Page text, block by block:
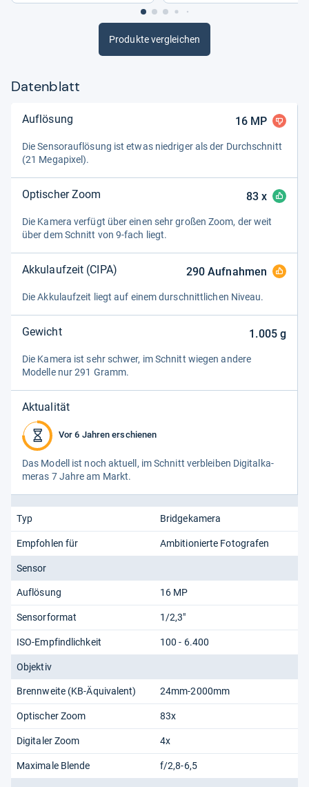
Produkte vergleichen
Datenblatt
Auflösung 16MP
Die Sen­sorauf­lö­sung ist etwas nied­ri­ger als der Durch­schnitt
(21 Mega­pi­xel).
Optischer Zoom 83x
Die Kamera ver­fügt über einen sehr großen Zoom, der weit
über dem Schnitt von 9-​fach liegt.
Akkulaufzeit (CIPA) 290 Aufnahmen
Die Akku­lauf­zeit liegt auf einem dur­schnitt­li­chen Niveau.
Gewicht 1.005g
Die Kamera ist sehr schwer, im Schnitt wie­gen andere
Modelle nur 291 Gramm.
Aktualität
Vor 6 Jahren erschienen
Das Modell ist noch aktu­ell, im Schnitt ver­blei­ben Digi­tal­ka­
me­ras 7 Jahre am Markt.
Typ Bridgekamera
Empfohlen für Ambitionierte Fotografen
Sensor
Auflösung 16 MP
Sensorformat 1/2,3"
ISO-Empfindlichkeit 100 - 6.400
Objektiv
Brennweite (KB-Äquivalent) 24mm-2000mm
Optischer Zoom 83x
Digitaler Zoom 4x
Maximale Blende f/2,8-6,5